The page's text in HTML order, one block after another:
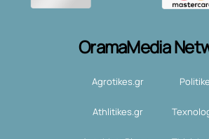
OramaMedia
Agrotikes.gr
Athlitikes.gr